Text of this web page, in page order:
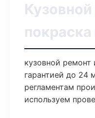
кузовной ремонт
гарантией до 24
регламентам
используем